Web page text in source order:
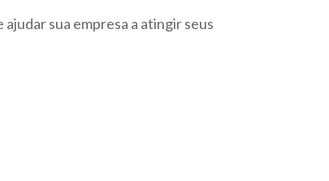
sua empresa a atingir seus